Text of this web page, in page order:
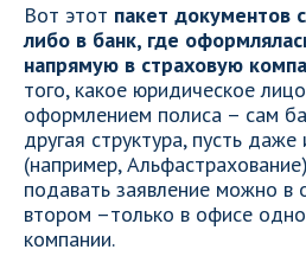
Вот этот пакет документов
либо в банк, где
напрямую в страховую
того, какое юридическое
оформлением полиса – сам
другая структура, пусть
(например,
подавать заявление можно в
втором –только в офисе
компании.